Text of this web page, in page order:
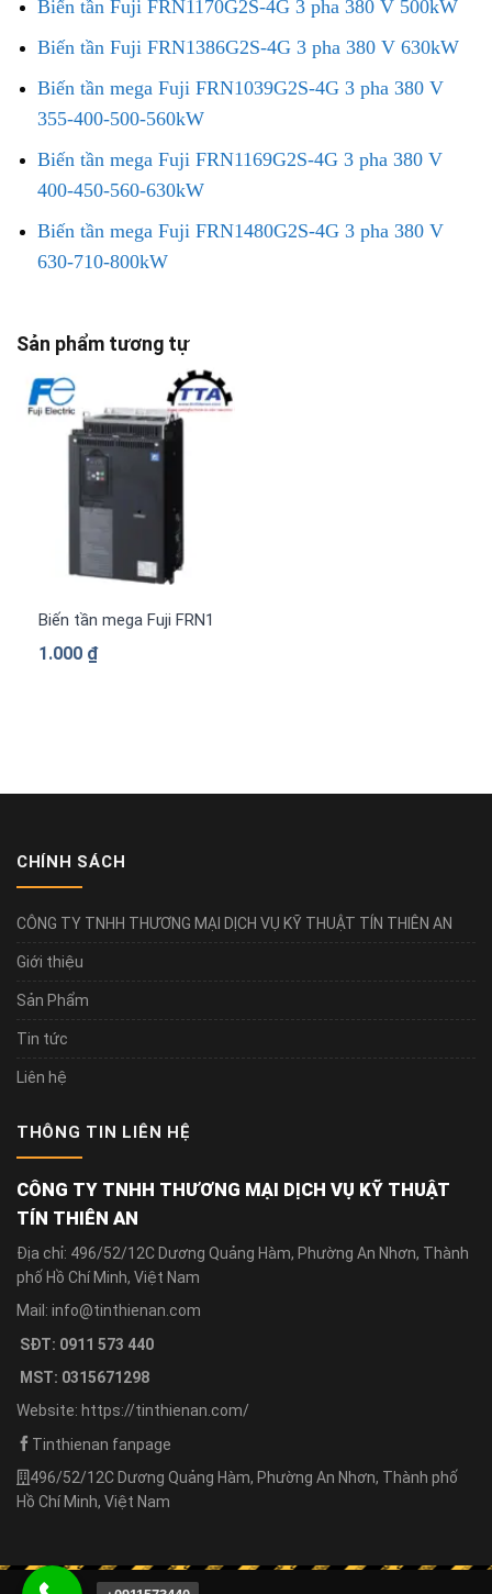
Biến tần Fuji FRN1170G2S-4G 3 pha 380 V 500kW
Biến tần Fuji FRN1386G2S-4G 3 pha 380 V 630kW
Biến tần mega Fuji FRN1039G2S-4G 3 pha 380 V
355-400-500-560kW
Biến tần mega Fuji FRN1169G2S-4G 3 pha 380 V
400-450-560-630kW
Biến tần mega Fuji FRN1480G2S-4G 3 pha 380 V
630-710-800kW
Sản phẩm tương tự
Biến tần mega Fuji FRN1480G2S-4G 3 pha 380 V
1.000 ₫
CHÍNH SÁCH
CÔNG TY TNHH THƯƠNG MẠI DỊCH VỤ KỸ THUẬT TÍN THIÊN AN
Giới thiệu
Sản Phẩm
Tin tức
Liên hệ
THÔNG TIN LIÊN HỆ
CÔNG TY TNHH THƯƠNG MẠI DỊCH VỤ KỸ THUẬT
TÍN THIÊN AN
Địa chỉ: 496/52/12C Dương Quảng Hàm, Phường An Nhơn, Thành
phố Hồ Chí Minh, Việt Nam
Mail: info@tinthienan.com
SĐT: 0911 573 440
MST: 0315671298
Website: https://tinthienan.com/
Tinthienan fanpage
496/52/12C Dương Quảng Hàm, Phường An Nhơn, Thành phố
Hồ Chí Minh, Việt Nam